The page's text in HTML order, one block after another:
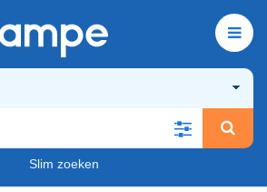
Slim zoeken